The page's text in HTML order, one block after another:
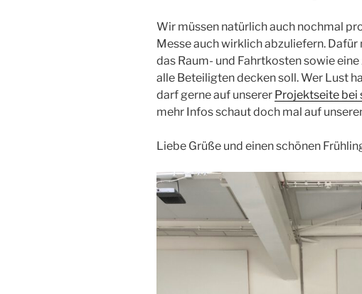
Wir müssen natürlich auch nochmal
Messe auch wirklich abzuliefern.
das Raum- und Fahrtkosten sowie
alle Beteiligten decken soll. Wer Lust
darf gerne auf unserer Projektseite bei
mehr Infos schaut doch mal auf
Liebe Grüße und einen schönen